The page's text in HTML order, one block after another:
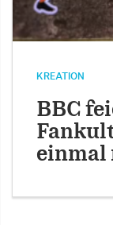
KREATION
BBC
einmal